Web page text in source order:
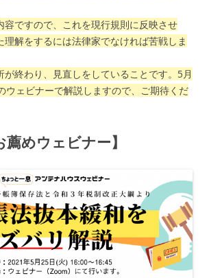
容ですので、これを現行規則に反映させ
理解をするには法律家でなければ苦戦しま
が終わり、見直しをしていることです。5月
ウェビナーで解説しますので、ご期待くだ
薦めウェビナー】